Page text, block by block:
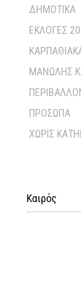
ΔΗΜΟΤΙΚΆ
ΕΚΛΟΓΈΣ
ΜΑΝΏΛΗΣ
ΠΡΌΣΩΠΑ
ΧΩΡΊΣ
Καιρός